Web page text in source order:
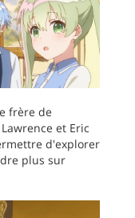
frère de
et Eric
d'explorer
plus sur